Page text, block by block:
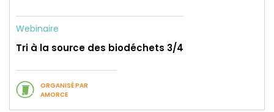
Webinaire
Tri à la source des biodéchets 3/4
ORGANISÉ PAR
AMORCE